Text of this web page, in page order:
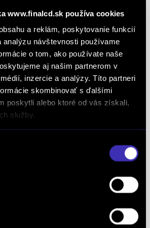
www.finalcd.sk používa cookies
a reklám, poskytovanie funkcií
analýzu návštevnosti používame
o tom, ako používate naše
aj našim partnerom v
inzercie a analýzy. Títo partneri
skombinovať s ďalšími
poskytli alebo ktoré od vás získali,
služby.
uznávanou známkou obchodnej
sa na základe rovnakej
pre všetky európske trhy.
CD získala aj prestížny titul
už tretí rok po sebe. Medzi
sme sa zaradili v rokoch
a aj 2023. Je najuznávanejšou
v oblasti hodnotenia a
značiek a znakom
na lokálnom trhu. Na základe
značiek v takmer 90
kontinentoch FINAL-CD ako
v celej
5x prestížne ocenenie Peugeot